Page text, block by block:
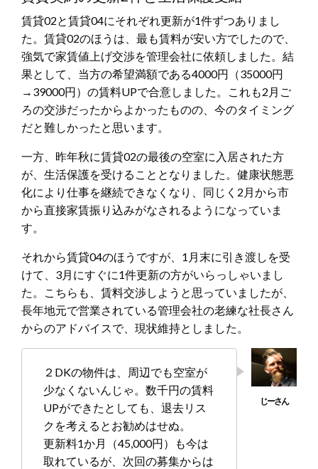
賃貸02と賃貸04にそれぞれ更新が1件ずつありまし
た。賃貸02のほうは、最も賃料が安い方でしたので、
強気で家賃値上げ交渉を管理会社に依頼しました。結
果として、当方の希望満額である4000円（35000円
→39000円）の賃料UPで合意しました。これも2月ご
ろの交渉だったからよかったものの、今のタイミング
だと難しかったと思います。
一方、昨年秋に賃貸02の最後の空室に入居された方
が、生活保護を受けることとなりました。健康状態悪
化により仕事を継続できなくなり、同じく2月から市
から直接家賃振り込みがなされるようになっていま
す。
それから賃貸04のほうですが、1月末に引き渡しを受
けて、3月にすぐに1件更新の方がいらっしゃいまし
た。こちらも、賃料交渉しようと思っていましたが、
長年地元で営業されている管理会社の老練な社長さん
からのアドバイスで、現状維持としました。
２DKの物件は、周辺でも空室が
少なくないんじゃ。数千円の賃料
UPができたとしても、退去リス
クを考えるとお勧めはせぬ。
更新料1か月（45,000円）も今は
取れているが、次回の募集からは